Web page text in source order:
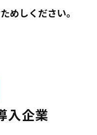
めしください。
入企業